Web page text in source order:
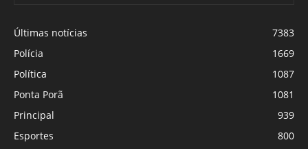
Últimas notícias
7383
Polícia
1669
Política
1087
Ponta Porã
1081
Principal
939
Esportes
800